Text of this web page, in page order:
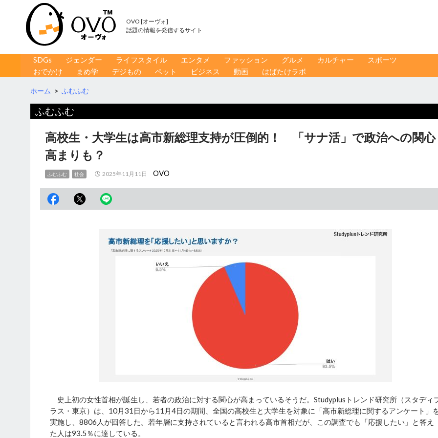
OVO [オーヴォ]
話題の情報を発信するサイト
コンテンツへ移動
SDGs ジェンダー ライフスタイル エンタメ ファッション グルメ カルチャー
スポーツ
おでかけ
まめ学 デジもの ペット ビジネス 動画 はばたけラボ
ホーム > ふむふむ
ふむふむ
高校生・大学生は高市新総理支持が圧倒的！ 「サナ活」で政治への関心
高まりも？
ふむふむ 社会 2025年11月11日 OVO
史上初の女性首相が誕生し、若者の政治に対する関心が高まっているそうだ。Studyplusトレンド研究所（スタディ
ラス・東京）は、10月31日から11月4日の期間、全国の高校生と大学生を対象に「高市新総理に関するアンケート」
実施し、8806人が回答した。若年層に支持されていると言われる高市首相だが、この調査でも「応援したい」と答え
た人は93.5％に達している。